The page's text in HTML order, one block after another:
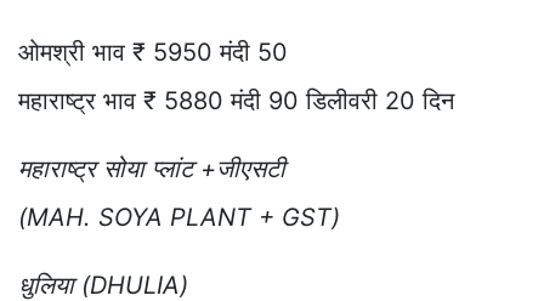
ओमश्री भाव ₹ 5950 मंदी 50
महाराष्ट्र भाव ₹ 5880 मंदी 90 डिलीवरी 20 दिन
महाराष्ट्र सोया प्लांट +जीएसटी
(MAH. SOYA PLANT + GST)
धुलिया (DHULIA)